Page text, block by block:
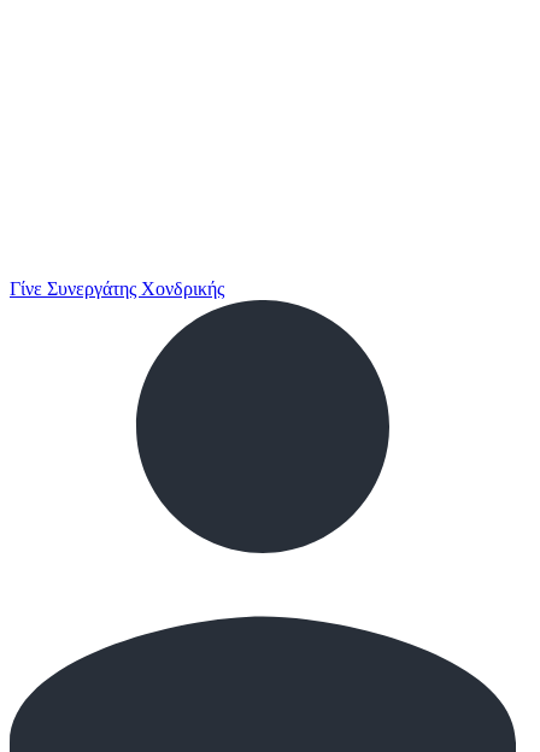
Γίνε Συνεργάτης Χονδρικής